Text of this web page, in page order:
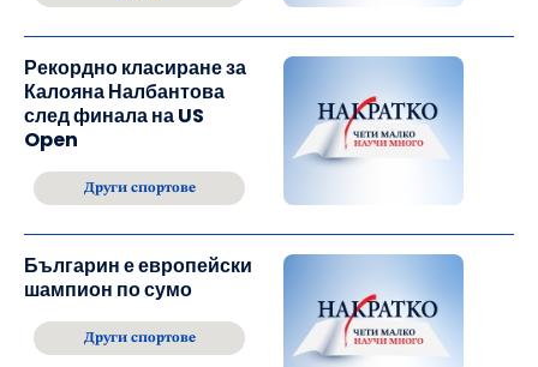
Рекордно класиране за
Калояна Налбантова
след финала на US
Open
Други спортове
Българин е европейски
шампион по сумо
Други спортове